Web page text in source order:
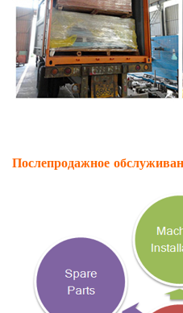
Послепродажное